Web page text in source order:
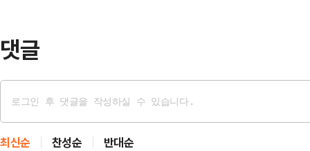
댓글
최신순 찬성순 반대순